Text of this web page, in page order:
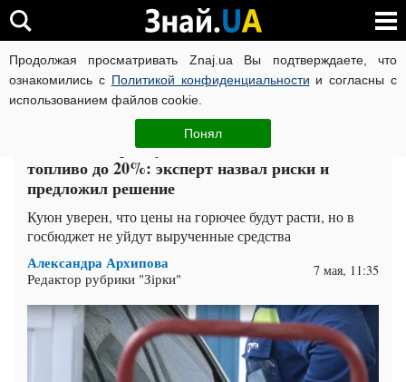
Продолжая просматривать Znaj.ua Вы подтверждаете, что
ознакомились с Политикой конфиденциальности и согласны с
использованием файлов cookie.
Понял
ВОЙНА РОССИИ ПРОТИВ УКРАИНЫ КОРОНАВИРУС В
Auto.Знай ЧИТАТИ УКРАЇНСЬКОЮ
Что ждет Украину после повышения налога на
топливо до 20%: эксперт назвал риски и
предложил решение
Куюн уверен, что цены на горючее будут расти, но в
госбюджет не уйдут вырученные средства
Александра Архипова
Редактор рубрики "Зірки" 7 мая, 11:35